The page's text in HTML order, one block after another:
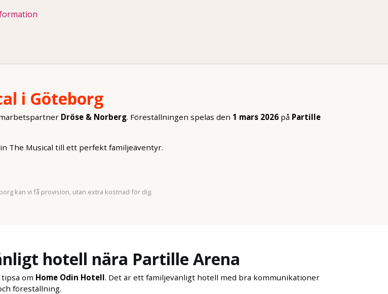
i Göteborg
Dröse & Norberg. Föreställningen spelas den 1 mars 2026 på Partille
The Musical till ett perfekt familjeäventyr.
kan vi få provision, utan extra kostnad för dig.
hotell nära Partille Arena
om Home Odin Hotell. Det är ett familjevänligt hotell med bra kommunikationer
föreställning.